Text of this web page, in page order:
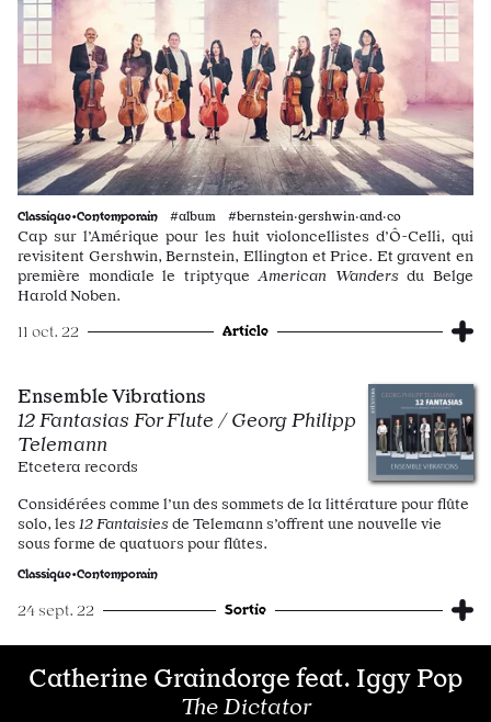
Classique•Contemporain #album #bernstein·gershwin·and·co
Cap sur l’Amérique pour les huit violoncellistes d’Ô-Celli, qui
revisitent Gershwin, Bernstein, Ellington et Price. Et gravent en
première mondiale le triptyqueAmerican Wandersdu Belge
Harold Noben.
11 oct. 22 Article
Ensemble Vibrations
12 Fantasias For Flute / Georg Philipp
Telemann
Etcetera records
Considérées comme l’un des sommets de la littérature pour flûte
solo, les 12 Fantaisiesde Telemann s’offrent une nouvelle vie
sous forme de quatuors pour flûtes.
Classique•Contemporain
24 sept. 22 Sortie
Catherine Graindorge feat. Iggy Pop
The Dictator